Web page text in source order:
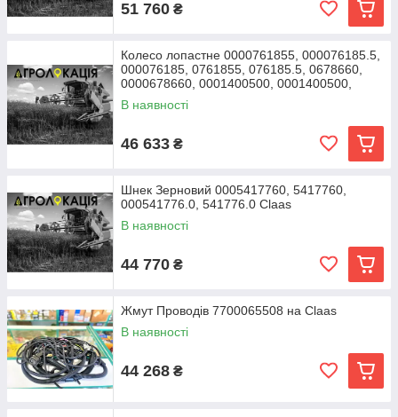
51 760 ₴
Колесо лопастне 0000761855, 000076185.5,
000076185, 0761855, 076185.5, 0678660,
0000678660, 0001400500, 0001400500,
140050,
В наявності
46 633 ₴
Шнек Зерновий 0005417760, 5417760,
000541776.0, 541776.0 Claas
В наявності
44 770 ₴
Жмут Проводів 7700065508 на Claas
В наявності
44 268 ₴